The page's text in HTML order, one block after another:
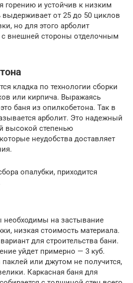
горению и устойчив к низким
от 25 до 50 циклов
но для этого арболит
с внешней стороны отделочным
кладка по технологии сборки
или кирпича. Выражаясь
баня из опилкобетона. Так в
арболит. Это надежный
высокой степенью
неудобства доставляет
опалубки, приходится
необходимы на застывание
низкая стоимость материала.
для строительства бани.
уйдет примерно — 3 куб.
паклей или джутом не получится,
Каркасная баня для